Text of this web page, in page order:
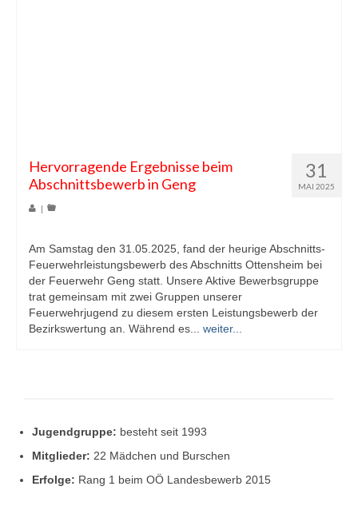
31
MAI 2025
Hervorragende Ergebnisse beim
Abschnittsbewerb in Geng
|
Am Samstag den 31.05.2025, fand der heurige Abschnitts-
Feuerwehrleistungsbewerb des Abschnitts Ottensheim bei
der Feuerwehr Geng statt. Unsere Aktive Bewerbsgruppe
trat gemeinsam mit zwei Gruppen unserer
Feuerwehrjugend zu diesem ersten Leistungsbewerb der
Bezirkswertung an. Während es... weiter...
Jugendgruppe: besteht seit 1993
Mitglieder: 22 Mädchen und Burschen
Erfolge: Rang 1 beim OÖ Landesbewerb 2015